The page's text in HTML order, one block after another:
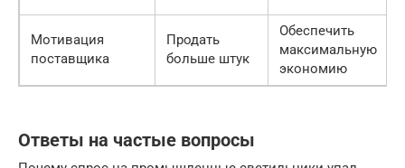
Мотивация
поставщика
Продать
больше штук
Обеспечить
максимальную
экономию
Ответы на частые вопросы